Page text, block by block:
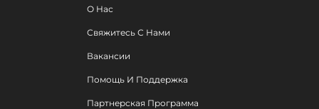
О Нас
Свяжитесь С Нами
Вакансии
Помощь И Поддержка
Партнерская Программа